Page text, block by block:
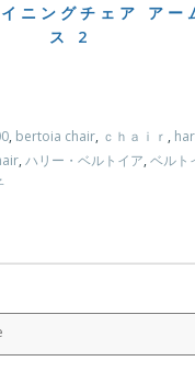
ニングチェア アー
ス 2
, bertoia chair, ｃｈａｉｒ ,
, ハリー・ベルトイア, ベルト